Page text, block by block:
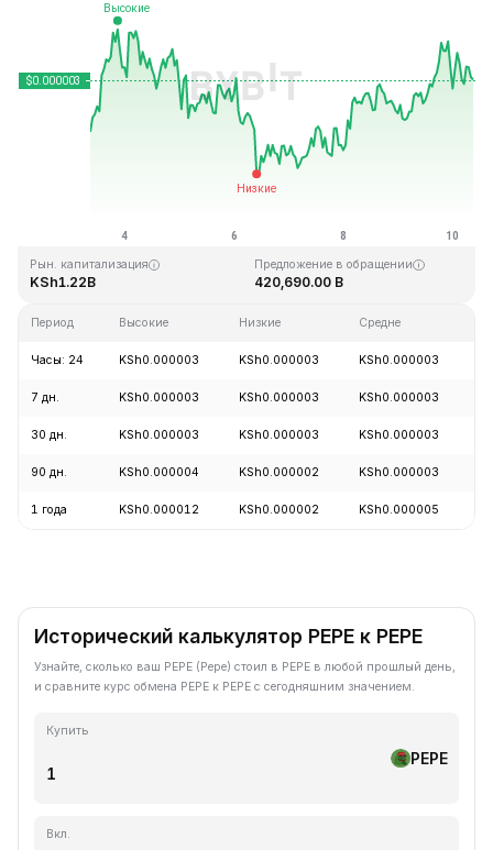
Последнее обновление: 08:43 GMT+0 2026-08-10
KSh0.000028 KSh0.000000
Рын. капитализация
KSh1.22B
Предложение в обращении
420,690.00 B
Период Высокие Низкие Средне
Часы: 24 KSh0.000003 KSh0.000003 KSh0.000003
7 дн. KSh0.000003 KSh0.000003 KSh0.000003
30 дн. KSh0.000003 KSh0.000003 KSh0.000003
90 дн. KSh0.000004 KSh0.000002 KSh0.000003
1 года KSh0.000012 KSh0.000002 KSh0.000005
Исторический калькулятор PEPE к PEPE
Узнайте, сколько ваш PEPE (Pepe) стоил в PEPE в любой прошлый день,
и сравните курс обмена PEPE к PEPE с сегодняшним значением.
Купить
PEPE
Вкл.